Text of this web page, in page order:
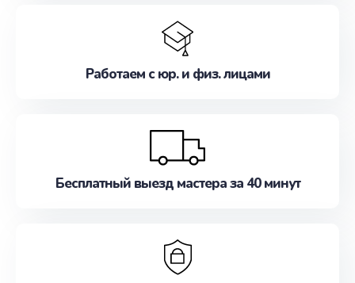
Работаем с юр. и физ. лицами
Бесплатный выезд мастера за 40 минут